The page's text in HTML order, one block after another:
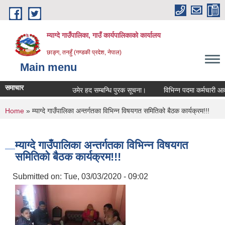
Skip to main content
म्याग्दे गाउँपालिका, गाउँ कार्यपालिकाको कार्यालय
छाङ्ग, तनहुँ (गण्डकी प्रदेश, नेपाल)
Main menu
समाचार उमेर हद सम्बन्धि पुरक सूचना। विभिन्न पदमा कर्मचारी
You are here
Home » म्याग्दे गाउँपालिका अन्तर्गतका विभिन्न विषयगत समितिको बैठक कार्यक्रम!!!
म्याग्दे गाउँपालिका अन्तर्गतका विभिन्न विषयगत
समितिको बैठक कार्यक्रम!!!
Submitted on: Tue, 03/03/2020 - 09:02